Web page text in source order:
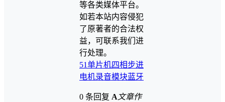
等各类媒体平台。
如若本站内容侵犯
了原著者的合法权
益，可联系我们进
行处理。
51单片机四相步进
电机录音模块蓝牙
0 条回复 A 文章作